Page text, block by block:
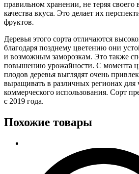
правильном хранении, не теряя своего
качества вкуса. Это делает их
фруктов.
Деревья этого сорта отличаются
благодаря позднему цветению они
и возможным заморозкам. Это также
повышению урожайности. С момента
плодов деревья выглядят очень
выращивать в различных регионах для
коммерческого использования. Сорт
с 2019 года.
Похожие товары